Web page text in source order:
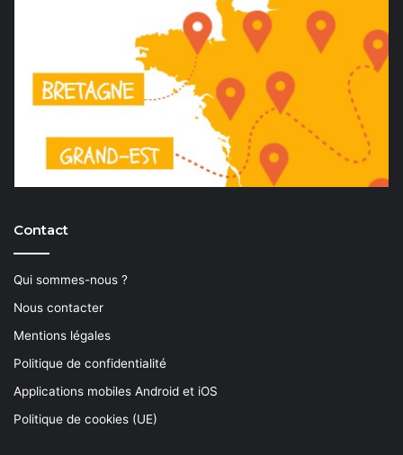
Contact
Qui sommes-nous ?
Nous contacter
Mentions légales
Politique de confidentialité
Applications mobiles Android et iOS
Politique de cookies (UE)